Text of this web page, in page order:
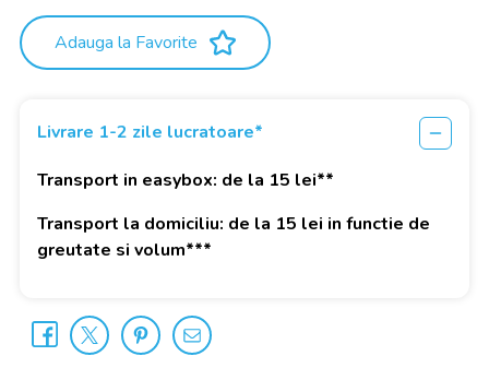
Adauga la Favorite
Livrare 1-2 zile lucratoare*
Transport in easybox: de la 15 lei**
Transport la domiciliu: de la 15 lei in functie de
greutate si volum***